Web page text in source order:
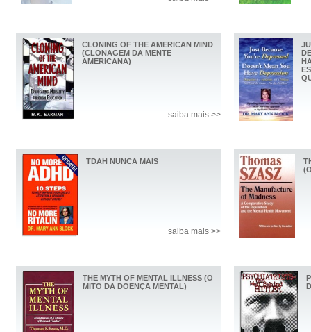
CLONING OF THE AMERICAN MIND
(CLONAGEM DA MENTE
AMERICANA)
saiba mais >>
TDAH NUNCA MAIS
saiba mais >>
THE MYTH OF MENTAL ILLNESS (O
MITO DA DOENÇA MENTAL)